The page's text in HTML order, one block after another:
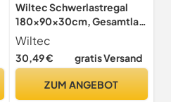
Wiltec Schwerlastregal
180x90x30cm, Gesamtlast
875kg, Steckregal verzinkt
aus Stahl, Lastenregal mit 5
Ablagen, Werkstattregal
Wiltec
30,49 € gratis Versand
ZUM ANGEBOT